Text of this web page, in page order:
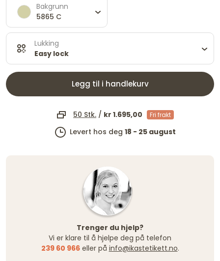
Bakgrunn
5865 C
Lukking
Easy lock
Legg til i handlekurv
50 Stk. / kr 1.695,00 Fri frakt
Levert hos deg 18 - 25 august
Trenger du hjelp?
Vi er klare til å hjelpe deg på telefon
239 60 966 eller på info@ikastetikett.no.